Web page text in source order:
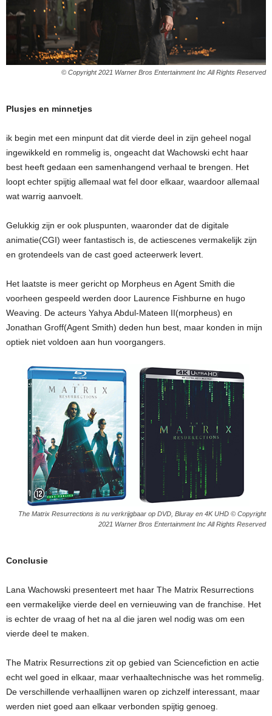
© Copyright 2021 Warner Bros Entertainment Inc All Rights Reserved
Plusjes en minnetjes
ik begin met een minpunt dat dit vierde deel in zijn geheel nogal
ingewikkeld en rommelig is, ongeacht dat Wachowski echt haar
best heeft gedaan een samenhangend verhaal te brengen. Het
loopt echter spijtig allemaal wat fel door elkaar, waardoor allemaal
wat warrig aanvoelt.
Gelukkig zijn er ook pluspunten, waaronder dat de digitale
animatie(CGI) weer fantastisch is, de actiescenes vermakelijk zijn
en grotendeels van de cast goed acteerwerk levert.
Het laatste is meer gericht op Morpheus en Agent Smith die
voorheen gespeeld werden door Laurence Fishburne en hugo
Weaving. De acteurs Yahya Abdul-Mateen II(morpheus) en
Jonathan Groff(Agent Smith) deden hun best, maar konden in mijn
optiek niet voldoen aan hun voorgangers.
The Matrix Resurrections is nu verkrijgbaar op DVD, Bluray en 4K UHD © Copyright
2021 Warner Bros Entertainment Inc All Rights Reserved
Conclusie
Lana Wachowski presenteert met haar The Matrix Resurrections
een vermakelijke vierde deel en vernieuwing van de franchise. Het
is echter de vraag of het na al die jaren wel nodig was om een
vierde deel te maken.
The Matrix Resurrections zit op gebied van Sciencefiction en actie
echt wel goed in elkaar, maar verhaaltechnische was het rommelig.
De verschillende verhaallijnen waren op zichzelf interessant, maar
werden niet goed aan elkaar verbonden spijtig genoeg.